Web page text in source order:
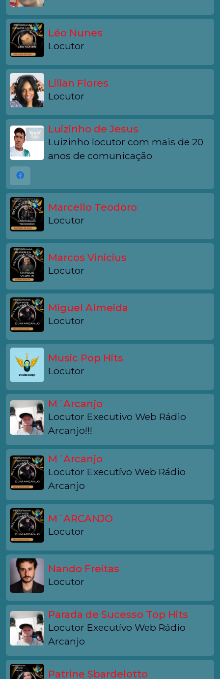
Léo Nunes
Locutor
Lilian Flores
Locutor
Luizinho de Jesus
Luizinho locutor com mais de 20
anos de comunicação
Marcello Teodoro
Locutor
Marcos Vinicius
Locutor
Miguel Almeida
Locutor
Music Pop Hits
Locutor
M´Arcanjo
Locutor Executivo Web Rádio
Arcanjo!!!
M´Arcanjo
Locutor Executívo Web Rádio
Arcanjo
M´ARCANJO
Locutor
Nando Freitas
Locutor
Parada de Sucesso Top Hits
Locutor Executívo Web Rádio
Arcanjo
Patrine Sbardelotto